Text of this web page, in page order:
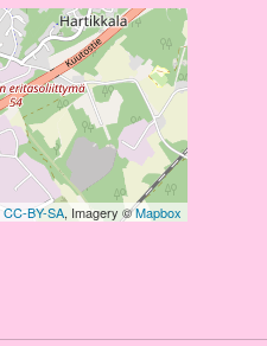
CC-BY-SA, Imagery ©Mapbox